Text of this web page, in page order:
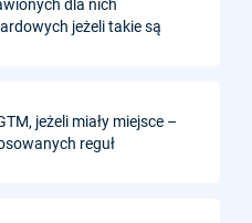
dla nich
jeżeli takie są
jeżeli miały miejsce –
reguł